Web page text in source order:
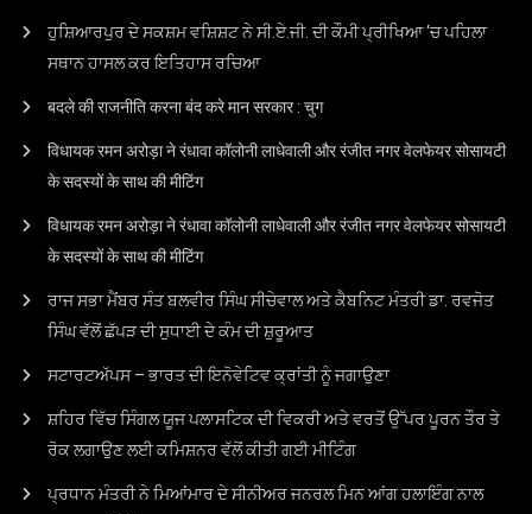
ਹੁਸ਼ਿਆਰਪੁਰ ਦੇ ਸਕਸ਼ਮ ਵਸ਼ਿਸ਼ਟ ਨੇ ਸੀ.ਏ.ਜੀ. ਦੀ ਕੌਮੀ ਪ੍ਰੀਖਿਆ ‘ਚ ਪਹਿਲਾ
ਸਥਾਨ ਹਾਸਲ ਕਰ ਇਤਿਹਾਸ ਰਚਿਆ
बदले की राजनीति करना बंद करे मान सरकार : चुग
विधायक रमन अरोड़ा ने रंधावा कॉलोनी लाधेवाली और रंजीत नगर वेलफेयर सोसायटी
के सदस्यों के साथ की मीटिंग
विधायक रमन अरोड़ा ने रंधावा कॉलोनी लाधेवाली और रंजीत नगर वेलफेयर सोसायटी
के सदस्यों के साथ की मीटिंग
ਰਾਜ ਸਭਾ ਮੈਂਬਰ ਸੰਤ ਬਲਵੀਰ ਸਿੰਘ ਸੀਚੇਵਾਲ ਅਤੇ ਕੈਬਨਿਟ ਮੰਤਰੀ ਡਾ. ਰਵਜੋਤ
ਸਿੰਘ ਵੱਲੋਂ ਛੱਪੜ ਦੀ ਸੁਧਾਈ ਦੇ ਕੰਮ ਦੀ ਸ਼ੁਰੂਆਤ
ਸਟਾਰਟਅੱਪਸ – ਭਾਰਤ ਦੀ ਇਨੋਵੇਟਿਵ ਕ੍ਰਾਂਤੀ ਨੂੰ ਜਗਾਉਣਾ
ਸ਼ਹਿਰ ਵਿੱਚ ਸਿੰਗਲ ਯੂਜ ਪਲਾਸਟਿਕ ਦੀ ਵਿਕਰੀ ਅਤੇ ਵਰਤੋਂ ਉੱਪਰ ਪੂਰਨ ਤੌਰ ਤੇ
ਰੋਕ ਲਗਾਉਣ ਲਈ ਕਮਿਸ਼ਨਰ ਵੱਲੋਂ ਕੀਤੀ ਗਈ ਮੀਟਿੰਗ
ਪ੍ਰਧਾਨ ਮੰਤਰੀ ਨੇ ਮਿਆਂਮਾਰ ਦੇ ਸੀਨੀਅਰ ਜਨਰਲ ਮਿਨ ਆਂਗ ਹਲਾਇੰਗ ਨਾਲ